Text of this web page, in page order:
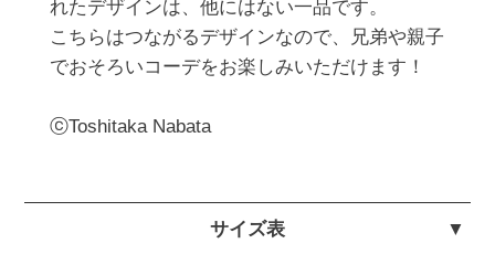
れたデザインは、他にはない一品です。
こちらはつながるデザインなので、兄弟や親子
でおそろいコーデをお楽しみいただけます！
ⓒToshitaka Nabata
サイズ表